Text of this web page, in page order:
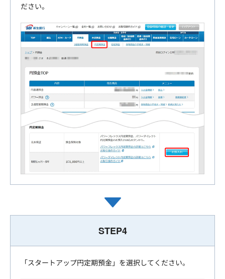
ださい。
STEP4
「スタートアップ円定期預金」を選択してください。